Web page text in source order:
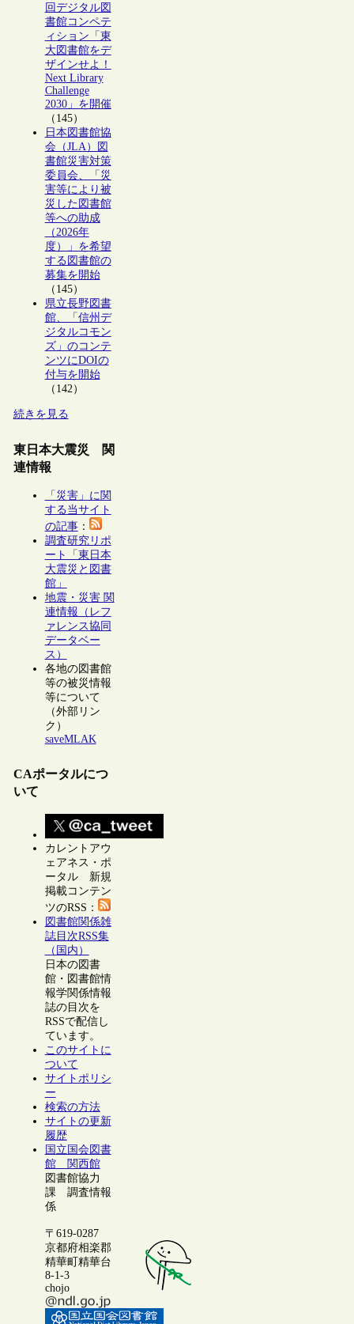
回デジタル図
書館コンペテ
ィション「東
大図書館をデ
ザインせよ！
Next Library
Challenge
2030」を開催
（145）
日本図書館協
会（JLA）図
書館災害対策
委員会、「災
害等により被
災した図書館
等への助成
（2026年
度）」を希望
する図書館の
募集を開始
（145）
県立長野図書
館、「信州デ
ジタルコモン
ズ」のコンテ
ンツにDOIの
付与を開始
（142）
続きを見る
東日本大震災 関
連情報
「災害」に関
する当サイト
の記事：
調査研究リポ
ート「東日本
大震災と図書
館」
地震・災害 関
連情報（レフ
ァレンス協同
データベー
ス）
各地の図書館
等の被災情報
等について
（外部リン
ク）
saveMLAK
CAポータルにつ
いて
カレントアウ
ェアネス・ポ
ータル 新規
掲載コンテン
ツのRSS：
図書館関係雑
誌目次RSS集
（国内）
日本の図書
館・図書館情
報学関係情報
誌の目次を
RSSで配信し
ています。
このサイトに
ついて
サイトポリシ
ー
検索の方法
サイトの更新
履歴
国立国会図書
館 関西館
図書館協力
課 調査情報
係
〒619-0287
京都府相楽郡
精華町精華台
8-1-3
chojo